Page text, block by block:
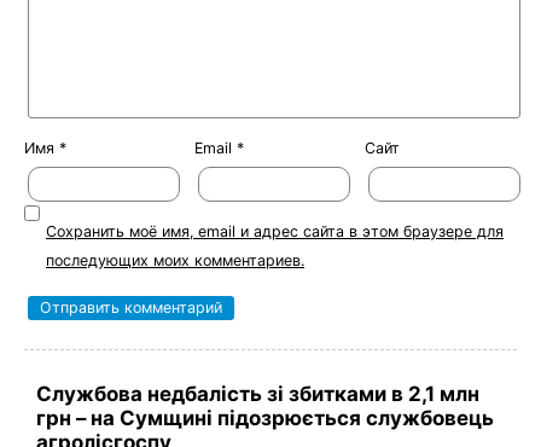
Имя * Email * Сайт
Сохранить моё имя, email и адрес сайта в этом браузере для
последующих моих комментариев.
Службова недбалість зі збитками в 2,1 млн
грн – на Сумщині підозрюється службовець